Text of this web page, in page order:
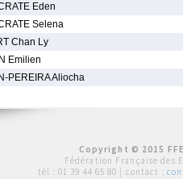
Eden
Selena
Chan Ly
Emilien
PEREIRA Aliocha
Copyright © 2015
Fédération Française des
tél : 01 39 44 65 80 | contact :